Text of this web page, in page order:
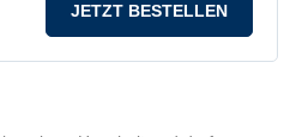
JETZT BESTELLEN